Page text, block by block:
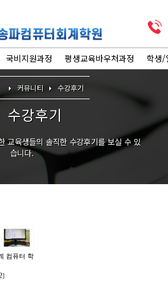
국비지원과정 평생교육바우처과정 학생/
커뮤니티 수강후기
수강후기
교육생들의 솔직한 수강후기를 보실 수 있
습니다.
컴퓨터 학
]